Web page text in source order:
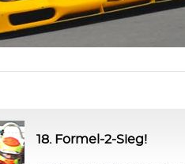
18. Formel-2-Sieg!